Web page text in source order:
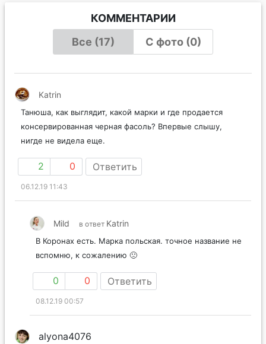
КОММЕНТАРИИ
Все (17)
С фото (0)
Katrin
Танюша, как выглядит, какой марки и где продается
консервированная черная фасоль? Впервые слышу,
нигде не видела еще.
2 0 Ответить
06.12.19 11:43
Mild в ответ Katrin
В Коронах есть. Марка польская. точное название не
вспомню, к сожалению 🙁
0 0 Ответить
08.12.19 00:57
alyona4076